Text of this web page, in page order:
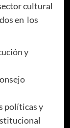
cultural
en los
y
políticas y